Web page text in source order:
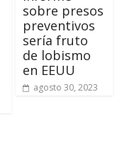
sobre presos
preventivos
sería fruto
de lobismo
en EEUU
agosto 30, 2023